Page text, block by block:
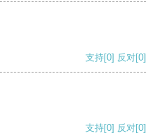
支持[0] 反对[0]
支持[0] 反对[0]